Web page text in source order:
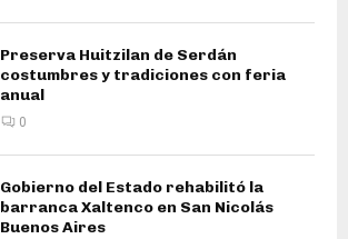
Preserva Huitzilan de Serdán
costumbres y tradiciones con feria
anual
0
Gobierno del Estado rehabilitó la
barranca Xaltenco en San Nicolás
Buenos Aires